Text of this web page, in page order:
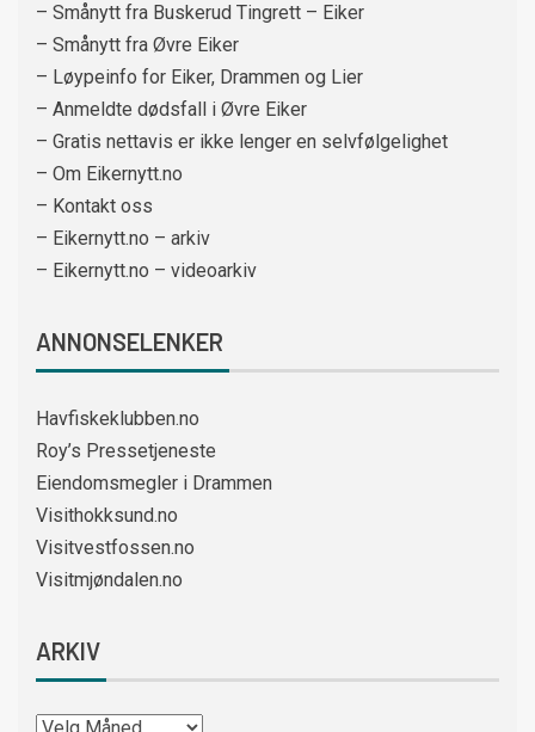
– Smånytt fra Buskerud Tingrett – Eiker
– Smånytt fra Øvre Eiker
– Løypeinfo for Eiker, Drammen og Lier
– Anmeldte dødsfall i Øvre Eiker
– Gratis nettavis er ikke lenger en selvfølgelighet
– Om Eikernytt.no
– Kontakt oss
– Eikernytt.no – arkiv
– Eikernytt.no – videoarkiv
ANNONSELENKER
Havfiskeklubben.no
Roy’s Pressetjeneste
Eiendomsmegler i Drammen
Visithokksund.no
Visitvestfossen.no
Visitmjøndalen.no
ARKIV